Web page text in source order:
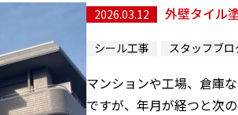
2026.03.12 外壁タイル
シール工事 スタッフブロ
マンションや工場、倉庫
ですが、年月が経つと次